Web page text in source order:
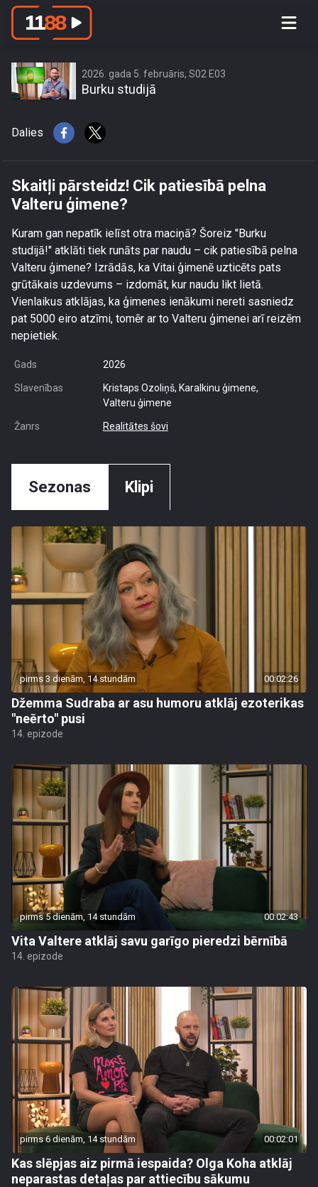
Skaitļi pārsteidz! Cik patiesībā pelna
2026. gada 5. februāris, S02 E03
Burku studijā
Dalies
Skaitļi pārsteidz! Cik patiesībā pelna
Valteru ģimene?
Kuram gan nepatīk ielīst otra maciņā? Šoreiz "Burku
studijā!" atklāti tiek runāts par naudu – cik patiesībā pelna
Valteru ģimene? Izrādās, ka Vitai ģimenē uzticēts pats
grūtākais uzdevums – izdomāt, kur naudu likt lietā.
Vienlaikus atklājas, ka ģimenes ienākumi nereti sasniedz
pat 5000 eiro atzīmi, tomēr ar to Valteru ģimenei arī reizēm
nepietiek.
Gads 2026
Slavenības
Kristaps Ozoliņš, Karalkinu ģimene,
Valteru ģimene
Žanrs Realitātes šovi
Sezonas Klipi
pirms 3 dienām, 14 stundām 00:02:26
Džemma Sudraba ar asu humoru atklāj ezoterikas
"neērto" pusi
14. epizode
pirms 5 dienām, 14 stundām 00:02:43
Vita Valtere atklāj savu garīgo pieredzi bērnībā
14. epizode
pirms 6 dienām, 14 stundām 00:02:01
Kas slēpjas aiz pirmā iespaida? Olga Koha atklāj
neparastas detaļas par attiecību sākumu